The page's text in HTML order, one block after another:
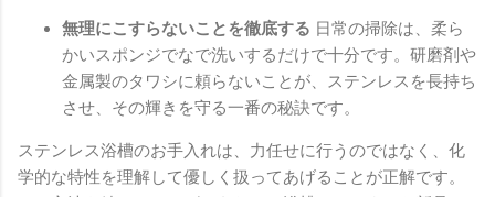
無理にこすらないことを徹底する 日常の掃除は、柔ら
かいスポンジでなで洗いするだけで十分です。研磨剤や
金属製のタワシに頼らないことが、ステンレスを長持ち
させ、その輝きを守る一番の秘訣です。
ステンレス浴槽のお手入れは、力任せに行うのではなく、化
学的な特性を理解して優しく扱ってあげることが正解です。